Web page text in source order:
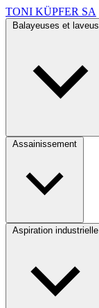
TONI KÜPFER SA